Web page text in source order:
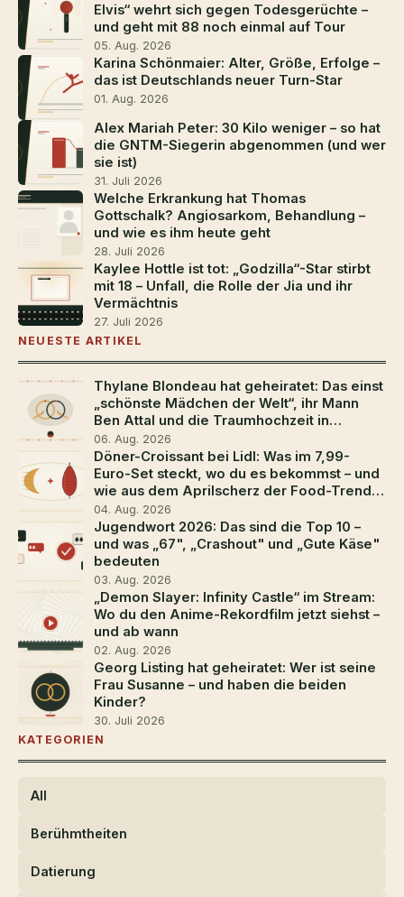
Elvis“ wehrt sich gegen Todesgerüchte –
und geht mit 88 noch einmal auf Tour
05. Aug. 2026
Karina Schönmaier: Alter, Größe, Erfolge –
das ist Deutschlands neuer Turn-Star
01. Aug. 2026
Alex Mariah Peter: 30 Kilo weniger – so hat
die GNTM-Siegerin abgenommen (und wer
sie ist)
31. Juli 2026
Welche Erkrankung hat Thomas
Gottschalk? Angiosarkom, Behandlung –
und wie es ihm heute geht
28. Juli 2026
Kaylee Hottle ist tot: „Godzilla“-Star stirbt
mit 18 – Unfall, die Rolle der Jia und ihr
Vermächtnis
27. Juli 2026
NEUESTE ARTIKEL
Thylane Blondeau hat geheiratet: Das einst
„schönste Mädchen der Welt“, ihr Mann
Ben Attal und die Traumhochzeit in
Südfrankreich
06. Aug. 2026
Döner-Croissant bei Lidl: Was im 7,99-
Euro-Set steckt, wo du es bekommst – und
wie aus dem Aprilscherz der Food-Trend
2026 wurde
04. Aug. 2026
Jugendwort 2026: Das sind die Top 10 –
und was „67", „Crashout" und „Gute Käse"
bedeuten
03. Aug. 2026
„Demon Slayer: Infinity Castle“ im Stream:
Wo du den Anime-Rekordfilm jetzt siehst –
und ab wann
02. Aug. 2026
Georg Listing hat geheiratet: Wer ist seine
Frau Susanne – und haben die beiden
Kinder?
30. Juli 2026
KATEGORIEN
All
Berühmtheiten
Datierung